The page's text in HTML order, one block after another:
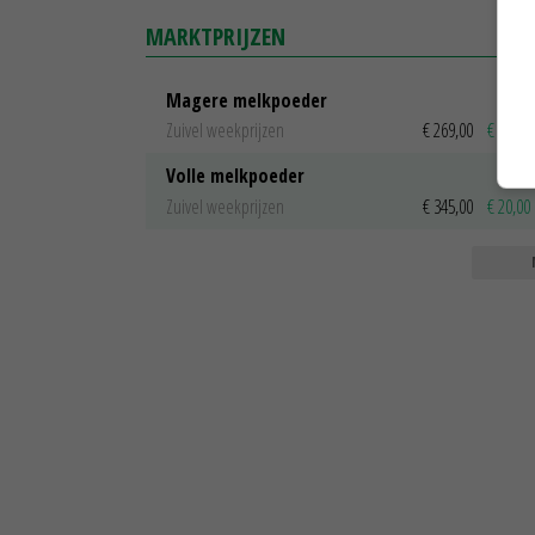
MARKTPRIJZEN
Magere melkpoeder
Zuivel weekprijzen
€ 269,00 € 7,00
Volle melkpoeder
Zuivel weekprijzen
€ 345,00 € 20,00